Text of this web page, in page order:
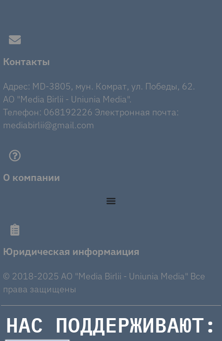
Контакты
Адрес: MD-3805, мун. Комрат, ул. Победы, 62.
AO "Media Birlii - Uniunia Media".
Телефон: 068192226 Электронная почта:
mediabirlii@gmail.com
О компании
Юридическая информаиция
© 2018-2025 AO "Media Birlii - Uniunia Media" Все
права защищены
НАС ПОДДЕРЖИВАЮТ: